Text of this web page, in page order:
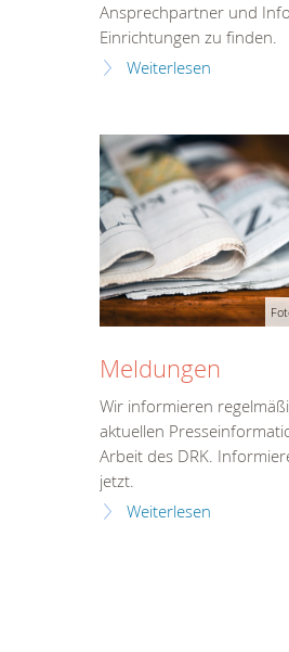
Ansprechpartner und
Einrichtungen zu finden.
Weiterlesen
Meldungen
Wir informieren
aktuellen
Arbeit des DRK.
jetzt.
Weiterlesen